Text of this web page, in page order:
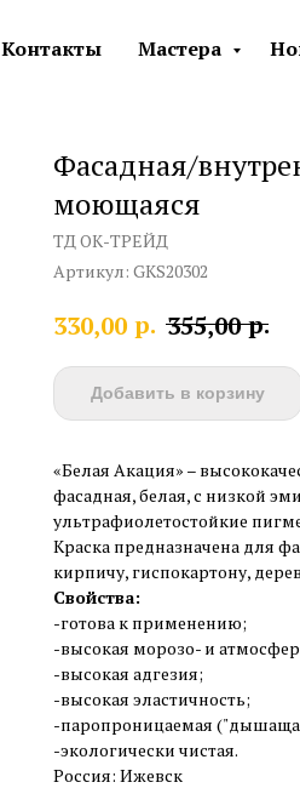
Контакты Мастера
Фасадная/
моющаяся
ТД ОК-ТРЕЙД
Артикул: GKS20302
330,00 р. 355,00 р.
Добавить в корзину
«Белая Акация» –
фасадная, белая, с низкой
ультрафиолетостойкие
Краска предназначена для
кирпичу, гиспокартону,
Свойства:
-готова к применению;
-высокая морозо- и
-высокая адгезия;
-высокая эластичность;
-паропроницаемая
-экологически чистая.
Россия: Ижевск